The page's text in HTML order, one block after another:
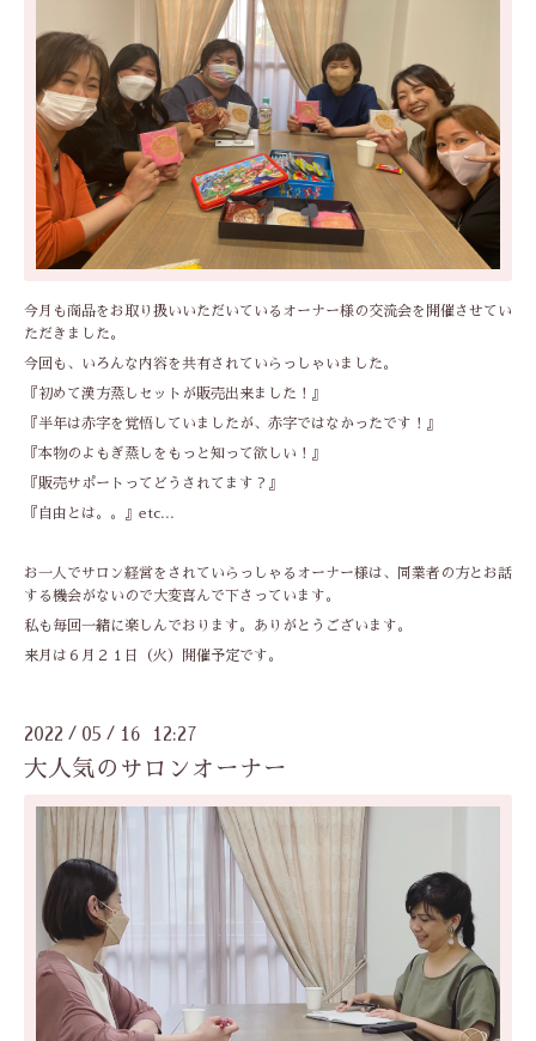
今月も商品をお取り扱いいただいているオーナー様の交流会を開催させてい
ただきました。
今回も、いろんな内容を共有されていらっしゃいました。
『初めて漢方蒸しセットが販売出来ました！』
『半年は赤字を覚悟していましたが、赤字ではなかったです！』
『本物のよもぎ蒸しをもっと知って欲しい！』
『販売サポートってどうされてます？』
『自由とは。。』etc...
お一人でサロン経営をされていらっしゃるオーナー様は、同業者の方とお話
する機会がないので大変喜んで下さっています。
私も毎回一緒に楽しんでおります。ありがとうございます。
来月は６月２１日（火）開催予定です。
2022 / 05 / 16 12:27
大人気のサロンオーナー